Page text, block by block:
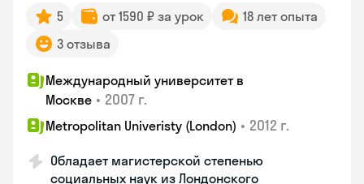
5 от 1590 ₽ за урок
18 лет опыта
3 отзыва
Международный университет в
Москве • 2007 г.
Metropolitan Univeristy (London) • 2012 г.
Обладает магистерской степенью
социальных наук из Лондонского